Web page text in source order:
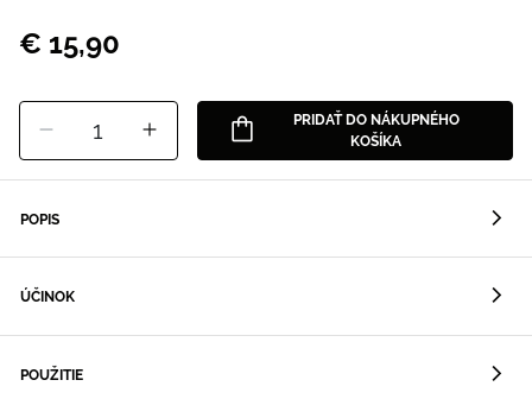
€ 15,90
1
PRIDAŤ DO NÁKUPNÉHO
KOŠÍKA
POPIS
ÚČINOK
POUŽITIE